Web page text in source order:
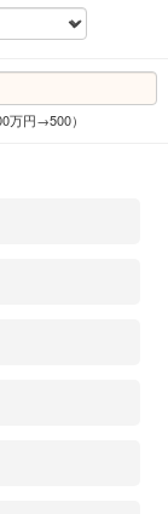
万円→500）